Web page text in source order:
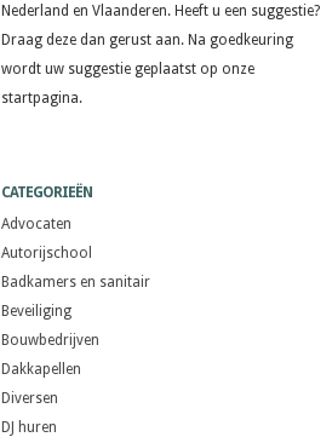
Nederland en Vlaanderen. Heeft u een suggestie?
Draag deze dan gerust aan. Na goedkeuring
wordt uw suggestie geplaatst op onze
startpagina.
CATEGORIEËN
Advocaten
Autorijschool
Badkamers en sanitair
Beveiliging
Bouwbedrijven
Dakkapellen
Diversen
DJ huren